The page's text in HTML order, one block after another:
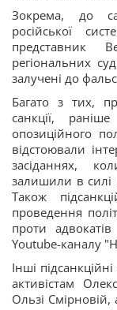
Зокрема, до
російської
представник
регіональних
залучені до
Багато з тих,
санкції,
опозиційного
відстоювали
засіданнях,
залишили в силі
Також
проведення
проти
Youtube-каналу
Інші
активістам
Ользі